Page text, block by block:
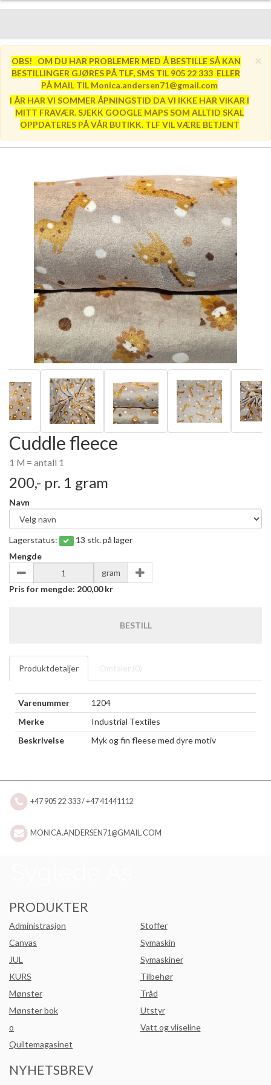
×
OBS! OM DU HAR PROBLEMER MED Å BESTILLE SÅ KAN
BESTILLINGER GJØRES PÅ TLF, SMS TIL 905 22 333 ELLER
PÅ MAIL TIL Monica.andersen71@gmail.com
I ÅR HAR VI SOMMER ÅPNINGSTID DA VI IKKE HAR VIKAR I
MITT FRAVÆR. SJEKK GOOGLE MAPS SOM ALLTID SKAL
OPPDATERES PÅ VÅR BUTIKK. TLF VIL VÆRE BETJENT
Cuddle fleece
1 M = antall 1
200,- pr. 1 gram
Navn
Lagerstatus:
13 stk. på lager
Mengde
gram
Pris for mengde: 200,00 kr
BESTILL
Produktdetaljer Omtaler (0)
Varenummer
1204
Merke
Industrial Textiles
Beskrivelse
Myk og fin fleese med dyre motiv
+47 905 22 333 / +47 41441112
MONICA.ANDERSEN71@GMAIL.COM
PRODUKTER
Administrasjon
Canvas
JUL
KURS
Mønster
Mønster bok
o
Quiltemagasinet
Stoffer
Symaskin
Symaskiner
Tilbehør
Tråd
Utstyr
Vatt og vliseline
NYHETSBREV